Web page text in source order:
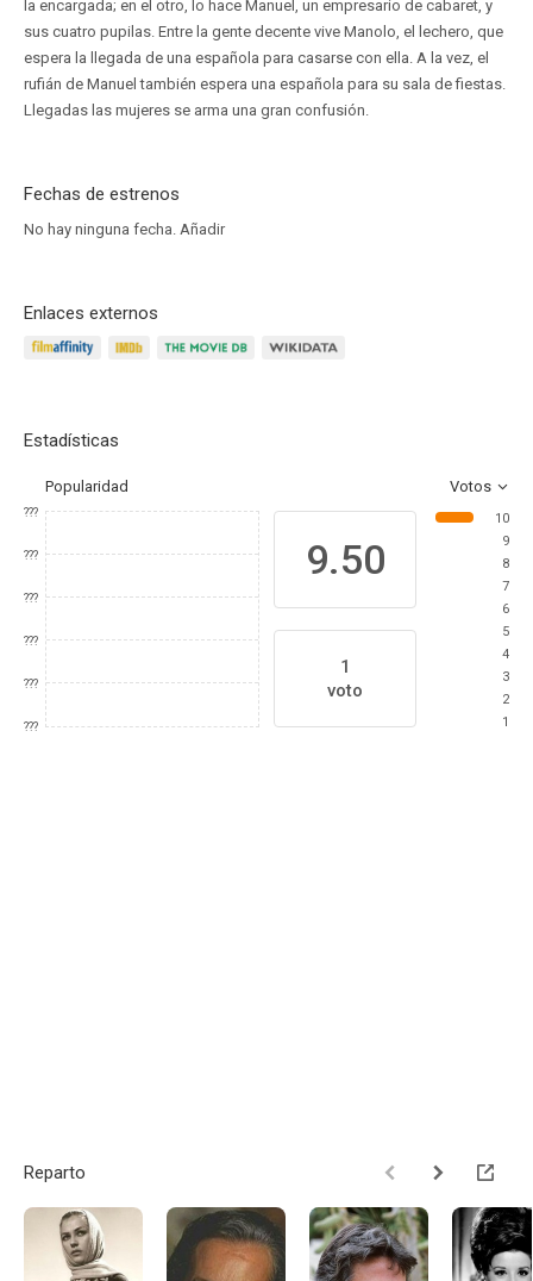
la encargada; en el otro, lo hace Manuel, un empresario de cabaret, y
sus cuatro pupilas. Entre la gente decente vive Manolo, el lechero, que
espera la llegada de una española para casarse con ella. A la vez, el
rufián de Manuel también espera una española para su sala de fiestas.
Llegadas las mujeres se arma una gran confusión.
Fechas de estrenos
No hay ninguna fecha. Añadir
Enlaces externos
Estadísticas
Popularidad Votos
???
???
???
???
???
???
9.50
1
voto
10
9
8
7
6
5
4
3
2
1
Reparto